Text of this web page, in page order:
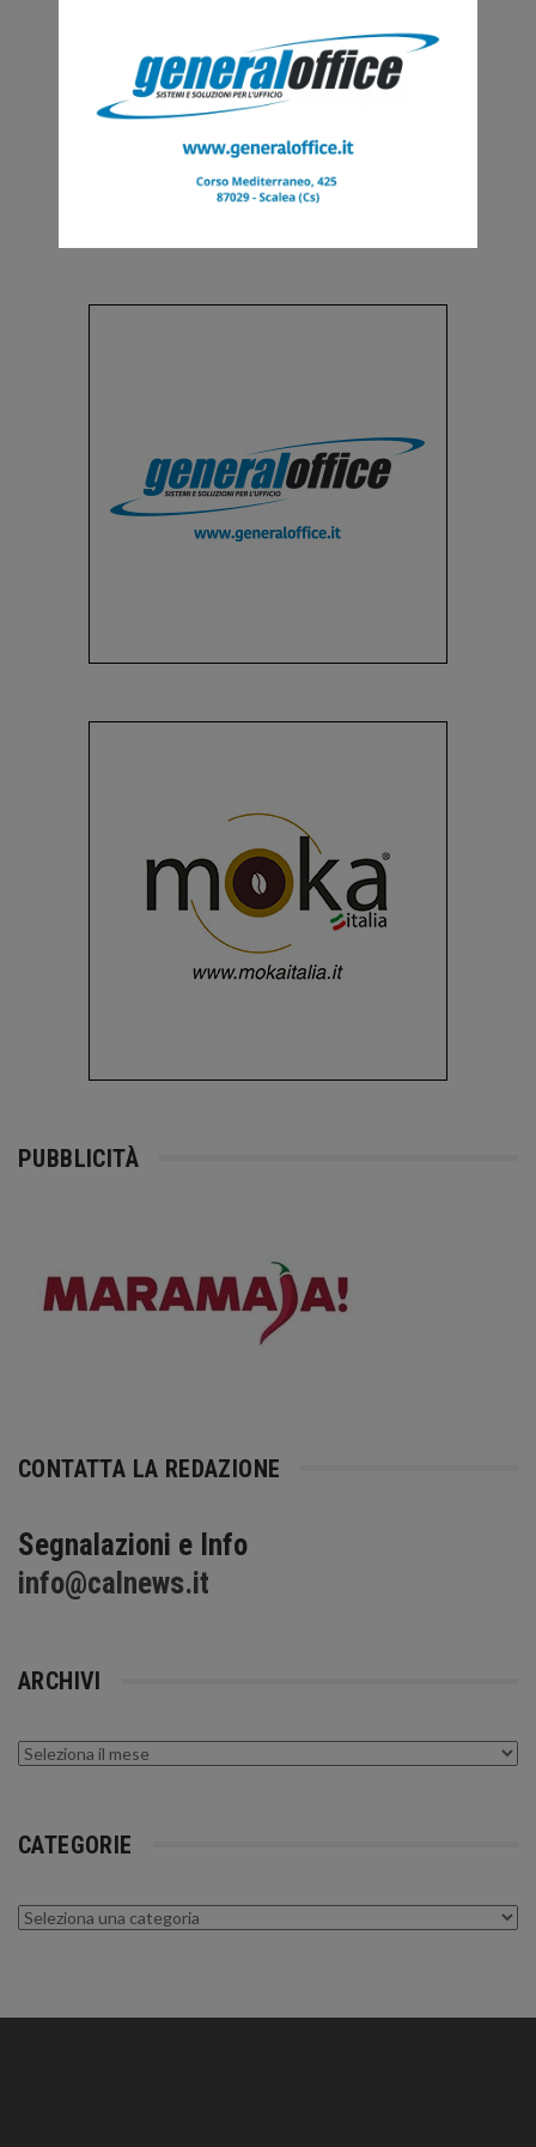
PUBBLICITÀ
CONTATTA LA REDAZIONE
Segnalazioni e Info
info@calnews.it
ARCHIVI
Archivi
CATEGORIE
Categorie